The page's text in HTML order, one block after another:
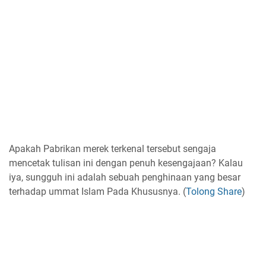
Apakah Pabrikan merek terkenal tersebut sengaja
mencetak tulisan ini dengan penuh kesengajaan? Kalau
iya, sungguh ini adalah sebuah penghinaan yang besar
terhadap ummat Islam Pada Khususnya. (Tolong Share)